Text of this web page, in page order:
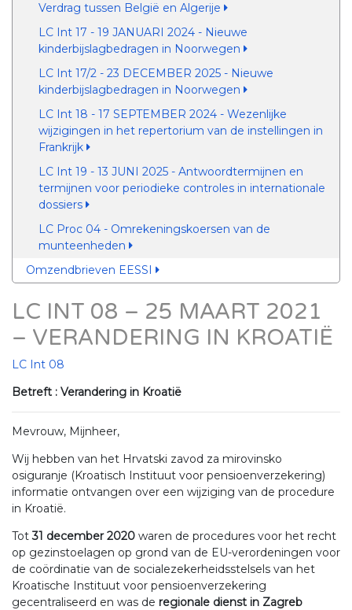
Verdrag tussen België en Algerije
LC Int 17 - 19 JANUARI 2024 - Nieuwe
kinderbijslagbedragen in Noorwegen
LC Int 17/2 - 23 DECEMBER 2025 - Nieuwe
kinderbijslagbedragen in Noorwegen
LC Int 18 - 17 SEPTEMBER 2024 - Wezenlijke
wijzigingen in het repertorium van de instellingen in
Frankrijk
LC Int 19 - 13 JUNI 2025 - Antwoordtermijnen en
termijnen voor periodieke controles in internationale
dossiers
LC Proc 04 - Omrekeningskoersen van de
munteenheden
Omzendbrieven EESSI
LC INT 08 – 25 MAART 2021
– VERANDERING IN KROATIË
LC Int 08
Betreft : Verandering in Kroatië
Mevrouw, Mijnheer,
Wij hebben van het Hrvatski zavod za mirovinsko
osiguranje (Kroatisch Instituut voor pensioenverzekering)
informatie ontvangen over een wijziging van de procedure
in Kroatië.
Tot31 december 2020 waren de procedures voor het recht
op gezinstoelagen op grond van de EU-verordeningen voor
de coördinatie van de socialezekerheidsstelsels van het
Kroatische Instituut voor pensioenverzekering
gecentraliseerd en was de regionale dienst in Zagreb